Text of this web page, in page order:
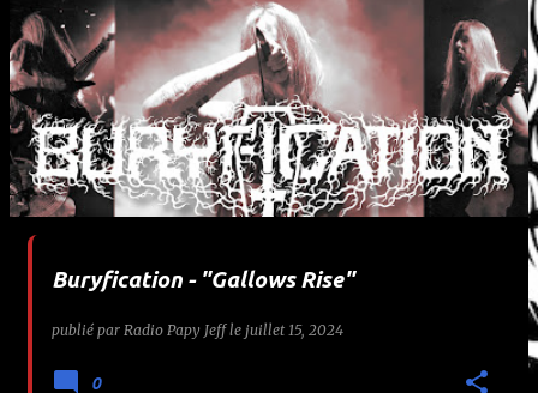
A
r
c
Buryfication - "Gallows Rise"
publié par Radio Papy Jeff le juillet 15, 2024
0